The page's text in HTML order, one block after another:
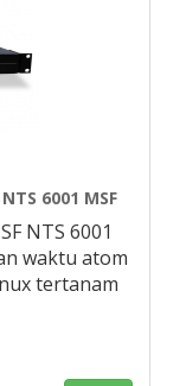
6001 MSF
NTS 6001
waktu atom
tertanam